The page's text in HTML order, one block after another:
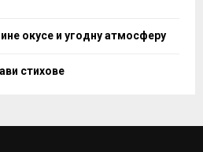
окусе и угодну атмосферу
стихове